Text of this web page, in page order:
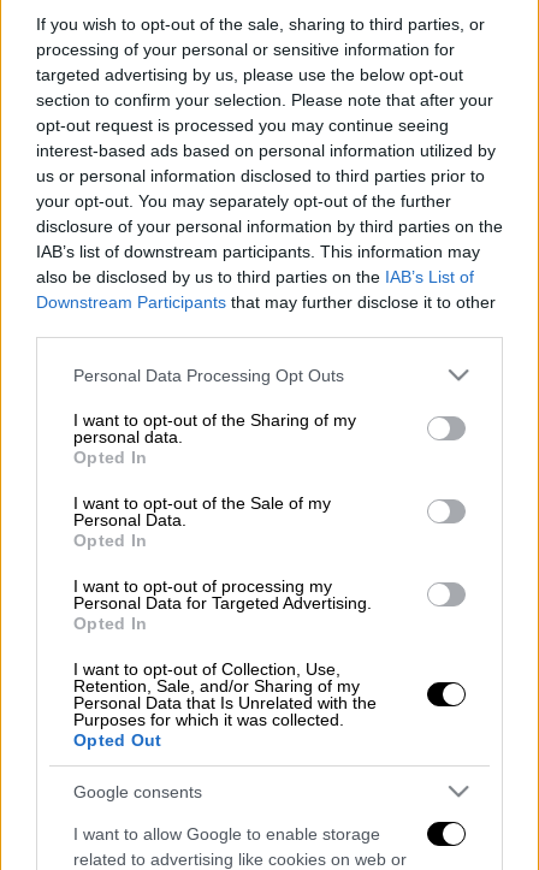
If you wish to opt-out of the sale, sharing to third parties, or
processing of your personal or sensitive information for
targeted advertising by us, please use the below opt-out
section to confirm your selection. Please note that after your
opt-out request is processed you may continue seeing
interest-based ads based on personal information utilized by
us or personal information disclosed to third parties prior to
your opt-out. You may separately opt-out of the further
disclosure of your personal information by third parties on the
IAB’s list of downstream participants. This information may
also be disclosed by us to third parties on the IAB’s List of
Downstream Participants that may further disclose it to other
Please note that this website/app uses one or more Google
not limited to your visit or usage behaviour. You may click to
grant or deny consent to Google and its third-party tags to
use your data for below specified purposes in below Google
consent section.
Personal Data Processing Opt Outs
I want to opt-out of the Sharing of my
personal data.
Opted In
I want to opt-out of the Sale of my
Personal Data.
Opted In
I want to opt-out of processing my
Personal Data for Targeted Advertising.
Opted In
I want to opt-out of Collection, Use,
Retention, Sale, and/or Sharing of my
Personal Data that Is Unrelated with the
Purposes for which it was collected.
Opted Out
Google consents
I want to allow Google to enable storage
related to advertising like cookies on web or
Τροχαία/INTIME
Προσθέστε το ΕΘΝΟΣ στη Google
Σπάτων, λόγω διαρροής υγραερίου από
πρατήριο καυσίμων.
Ελλάδα|27.06.2025 18:58
κινητοποίηση της πυροσβεστικής -
Ήχησε το «112»
Τροχαίαέχει κλείσει μέχρι νεοτέρας
δύο ρεύματα κυκλοφορίας από το ύψος της
Λεονταρίου στην περιοχή της Παλλήνη.